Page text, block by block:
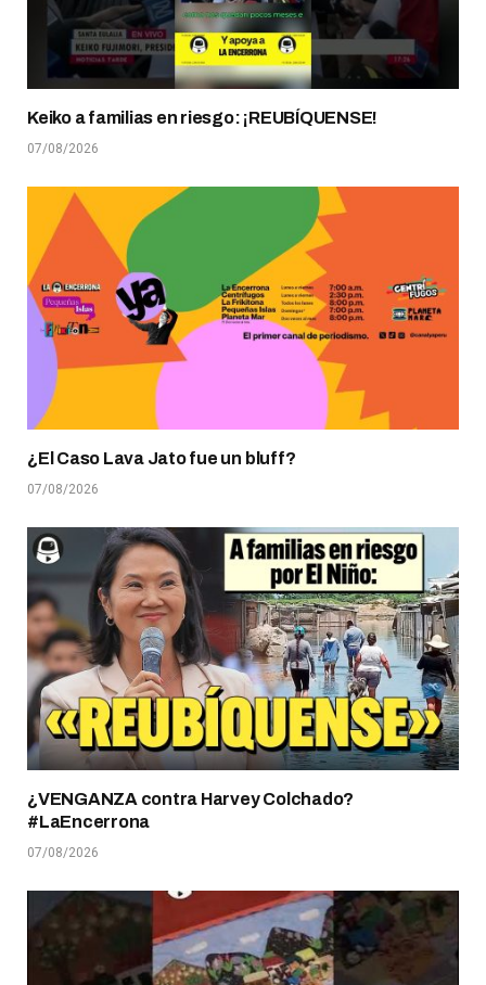
Keiko a familias en riesgo: ¡REUBÍQUENSE!
07/08/2026
¿El Caso Lava Jato fue un bluff?
07/08/2026
¿VENGANZA contra Harvey Colchado?
#LaEncerrona
07/08/2026